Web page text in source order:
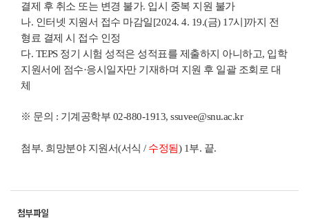
결제 후 취소 또는 변경 불가. 입시 중복 지원 불가
나. 인터넷 지원서 접수 마감일[2024. 4. 19.(금) 17시]까지 전
형료 결제 시 접수 인정
다. TEPS 정기 시험 성적은 성적표를 제출하지 아니하고, 입학
지원서에 점수·응시일자만 기재하며 지원 후 일괄 조회로 대
체
※ 문의 : 기계공학부 02-880-1913, ssuvee@snu.ac.kr
첨부. 희망분야 지원서(서식 / 수정됨) 1부. 끝.